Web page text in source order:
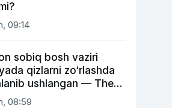
09:14
sobiq bosh vaziri
qizlarni zo‘rlashda
ushlangan — The
08:59